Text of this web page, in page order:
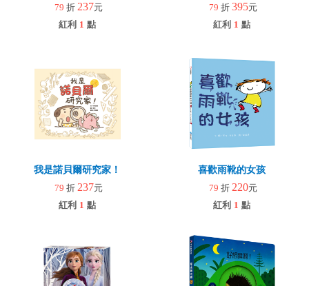
79 折 237元
紅利 1 點
79 折 395元
紅利 1 點
我是諾貝爾研究家！
79 折 237元
紅利 1 點
喜歡雨靴的女孩
79 折 220元
紅利 1 點